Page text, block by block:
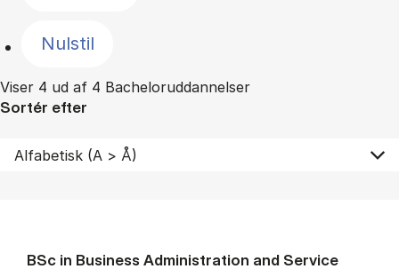
Nulstil
Viser 4 ud af 4 Bacheloruddannelser
Sortér efter
BSc in Busi­ness Ad­min­is­tra­tion and Ser­vice